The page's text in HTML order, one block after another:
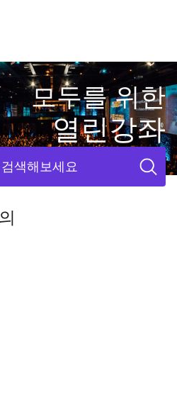
모두를 위한
열린강좌
색해보세요